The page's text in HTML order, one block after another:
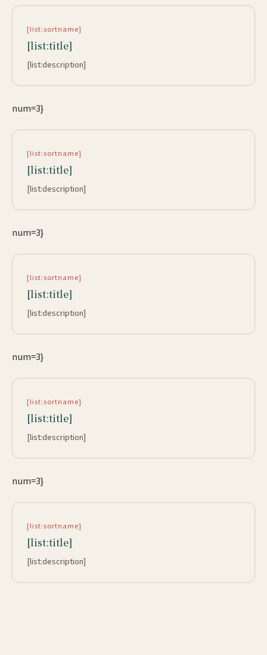
[list:sortname]
[list:title]
[list:description]
num=3}
[list:sortname]
[list:title]
[list:description]
num=3}
[list:sortname]
[list:title]
[list:description]
num=3}
[list:sortname]
[list:title]
[list:description]
num=3}
[list:sortname]
[list:title]
[list:description]